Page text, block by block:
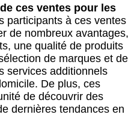
ces ventes pour les
participants à ces ventes
de nombreux avantages,
une qualité de produits
de marques et de
services additionnels
De plus, ces
de découvrir des
dernières tendances en